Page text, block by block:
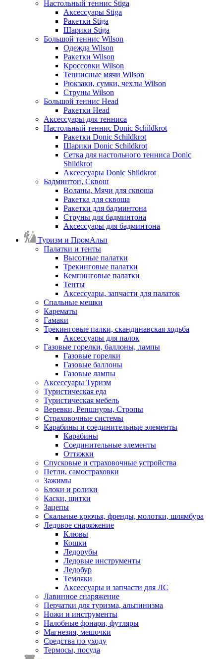
Настольный теннис Stiga
Аксессуары Stiga
Ракетки Stiga
Шарики Stiga
Большой теннис Wilson
Одежда Wilson
Ракетки Wilson
Кроссовки Wilson
Теннисные мячи Wilson
Рюкзаки, сумки, чехлы Wilson
Струны Wilson
Большой теннис Head
Ракетки Head
Аксессуары для тенниса
Настольный теннис Donic Schildkrot
Ракетки Donic Schildkrot
Шарики Donic Schildkrot
Сетка для настольного тенниса Donic
Shildkrot
Аксессуары Donic Shildkrot
Бадминтон, Сквош
Воланы, Мячи для сквоша
Ракетка для сквоша
Ракетки для бадминтона
Струны для бадминтона
Аксессуары для бадминтона
Туризм и ПромАльп
Палатки и тенты
Высотные палатки
Трекинговые палатки
Кемпинговые палатки
Тенты
Аксессуары, запчасти для палаток
Спальные мешки
Карематы
Гамаки
Трекинговые палки, скандинавская ходьба
Аксессуары для палок
Газовые горелки, баллоны, лампы
Газовые горелки
Газовые баллоны
Газовые лампы
Аксессуары Туризм
Туристическая еда
Туристическая мебель
Веревки, Репшнуры, Стропы
Страховочные системы
Карабины и соединительные элементы
Карабины
Соединительные элементы
Оттяжки
Спусковые и страховочные устройства
Петли, самостраховки
Зажимы
Блоки и ролики
Каски, щитки
Зацепы
Скальные крючья, френды, молотки, шлямбура
Ледовое снаряжение
Клювы
Кошки
Ледорубы
Ледовые инструменты
Ледобур
Темляки
Аксессуары и запчасти для ЛС
Лавинное снаряжение
Перчатки для туризма, альпинизма
Ножи и инструменты
Налобные фонари, футляры
Магнезия, мешочки
Средства по уходу
Термосы, посуда